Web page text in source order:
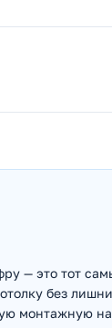
— это тот
без
монтажную